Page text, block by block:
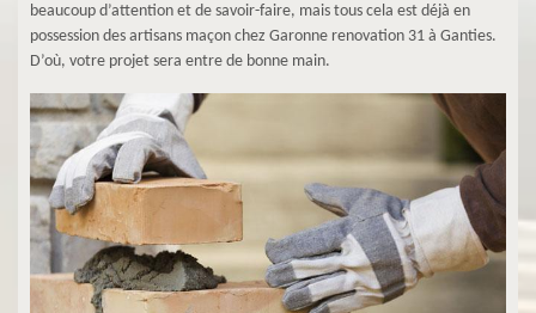
beaucoup d’attention et de savoir-faire, mais tous cela est déjà en
possession des artisans maçon chez Garonne renovation 31 à Ganties.
D’où, votre projet sera entre de bonne main.